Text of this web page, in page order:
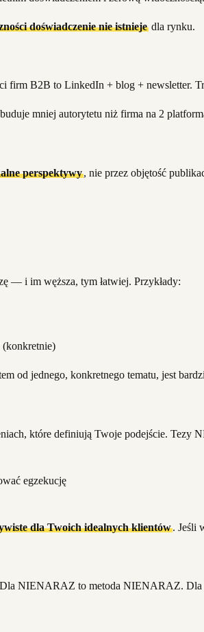
doświadczenie nie istniejedla rynku.
firm B2B to LinkedIn + blog + newsletter.
mniej autorytetu niż firma na 2
perspektywy, nie przez objętość
— i im węższa, tym łatwiej. Przykłady:
od jednego, konkretnego tematu, jest
które definiują Twoje podejście. Tezy
egzekucję
dla Twoich idealnych klientów. Jeśli
Dla NIENARAZ to metoda NIENARAZ.